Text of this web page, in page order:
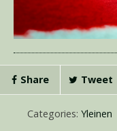
Share Tweet
Categories: Yleinen